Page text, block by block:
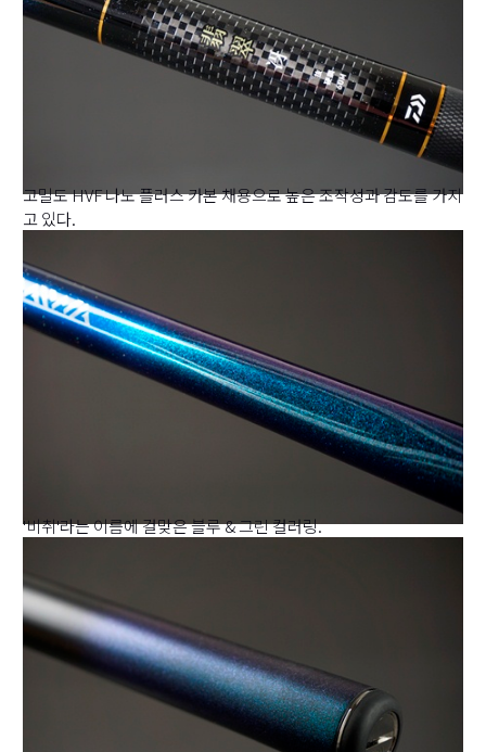
고밀도 HVF 나노 플러스 카본 채용으로 높은 조작성과 감도를 가지
고 있다.
'비취'라는 이름에 걸맞은 블루 & 그린 컬러링.